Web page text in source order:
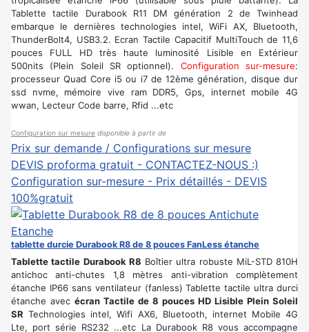
Tablette tactile Durabook R11 DM génération 2 de Twinhead
embarque le dernières technologies intel, WiFi AX, Bluetooth,
ThunderBolt4, USB3.2. Ecran Tactile Capacitif MultiTouch de 11,6
pouces FULL HD très haute luminosité Lisible en Extérieur
500nits (Plein Soleil SR optionnel). Configuration sur-mesure:
processeur Quad Core i5 ou i7 de 12ème génération, disque dur
ssd nvme, mémoire vive ram DDR5, Gps, internet mobile 4G
wwan, Lecteur Code barre, Rfid ...etc
Configuration sur mesure disponible à partir de
Prix sur demande / Configurations sur mesure
DEVIS proforma gratuit - CONTACTEZ-NOUS :)
Configuration sur-mesure - Prix détaillés - DEVIS
100%gratuit
tablette durcie Durabook R8 de 8 pouces FanLess étanche
Tablette tactile Durabook R8 Boîtier ultra robuste MiL-STD 810H
antichoc anti-chutes 1,8 mètres anti-vibration complètement
étanche IP66 sans ventilateur (fanless) Tablette tactile ultra durci
étanche avec écran Tactile de 8 pouces HD Lisible Plein Soleil
SR Technologies intel, Wifi AX6, Bluetooth, internet Mobile 4G
Lte, port série RS232 ...etc La Durabook R8 vous accompagne